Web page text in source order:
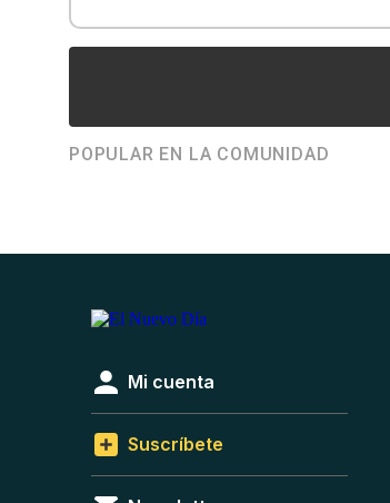
POPULAR EN LA COMUNIDAD
Mi cuenta
Suscríbete